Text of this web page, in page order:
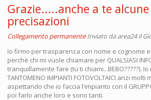
Grazie.....anche a te alcune
precisazioni
Collegamento permanente Inviato daarea24il
Io firmo per trasparenza con nome e cognome
perchè chi mi vuole chiamare per QUALSIASI
tranquillamente fare (tu ti chiami...BEBO?????).
TANTOMENO IMPIANTI FOTOVOLTAICI anzi
aspettando che io faccia l'impianto con il
poi farlo anche loro e sono tanti.